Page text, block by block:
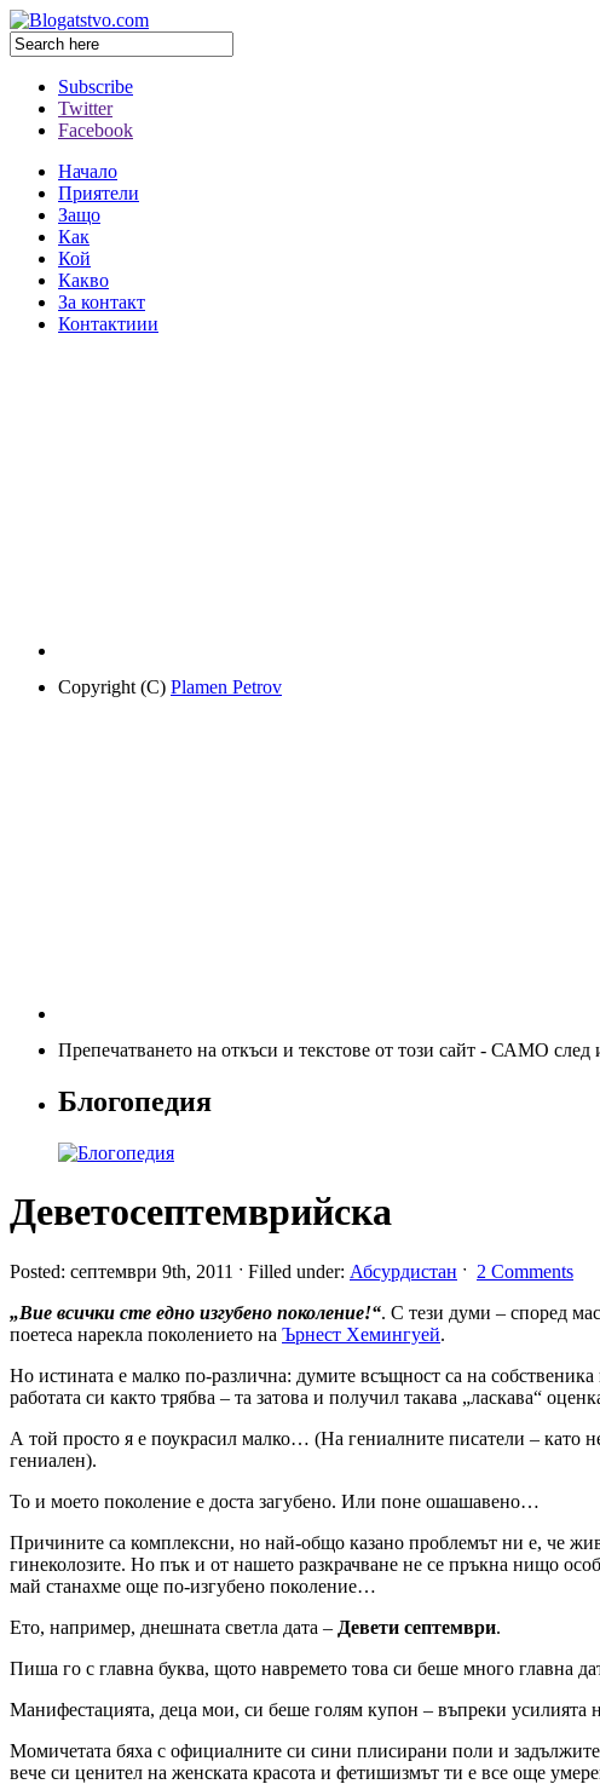
Subscribe
Twitter
Facebook
Начало
Приятели
Защо
Как
Кой
Какво
За контакт
Контактиии
Copyright (C) Plamen Petrov
Препечатването на откъси и текстове от този сайт - САМО след
Блогопедия
Деветосептемврийска
Posted: септември 9th, 2011 ˑ Filled under: Абсурдистан ˑ 2 Comments
„Вие всички сте едно изгубено поколение!“. С тези думи – според
поетеса нарекла поколението на Ърнест Хемингуей.
Но истината е малко по-различна: думите всъщност са на
работата си както трябва – та затова и получил такава „ласкава“
А той просто я е поукрасил малко… (На гениалните писатели – като
гениален).
То и моето поколение е доста загубено. Или поне ошашавено…
Причините са комплексни, но най-общо казано проблемът ни е, че
гинеколозите. Но пък и от нашето разкрачване не се пръкна нищо
май станахме още по-изгубено поколение…
Ето, например, днешната светла дата – Девети септември.
Пиша го с главна буква, щото навремето това си беше много главна
Манифестацията, деца мои, си беше голям купон – въпреки усилията
Момичетата бяха с официалните си сини плисирани поли и
вече си ценител на женската красота и фетишизмът ти е все още